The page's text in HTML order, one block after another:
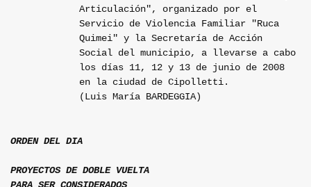
Articulación", organizado por el
Servicio de Violencia Familiar "Ruca
Quimei" y la Secretaría de Acción
Social del municipio, a llevarse a cabo
los días 11, 12 y 13 de junio de 2008
en la ciudad de Cipolletti.
(Luis María BARDEGGIA)
ORDEN DEL DIA
PROYECTOS DE DOBLE VUELTA